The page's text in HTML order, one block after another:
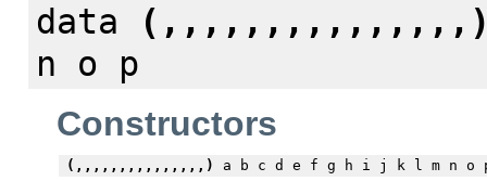
data
n o p
Constructors
(,,,,,,,,,,,,,,,) a b c d e f g h i j k l m n o